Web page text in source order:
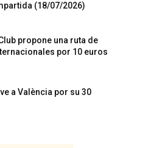
(18/07/2026)
propone una ruta de
por 10 euros
a València por su 30